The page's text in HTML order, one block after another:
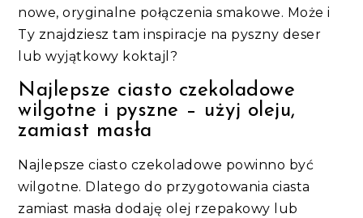
nowe, oryginalne połączenia smakowe. Może i
Ty znajdziesz tam inspiracje na pyszny deser
lub wyjątkowy koktajl?
Najlepsze ciasto czekoladowe
wilgotne i pyszne – użyj oleju,
zamiast masła
Najlepsze ciasto czekoladowe powinno być
wilgotne. Dlatego do przygotowania ciasta
zamiast masła dodaję olej rzepakowy lub